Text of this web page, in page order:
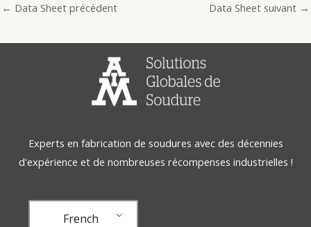
← Data Sheet précédent Data Sheet suivant →
Experts en fabrication de soudures avec des décennies
d'expérience et de nombreuses récompenses industrielles !
French